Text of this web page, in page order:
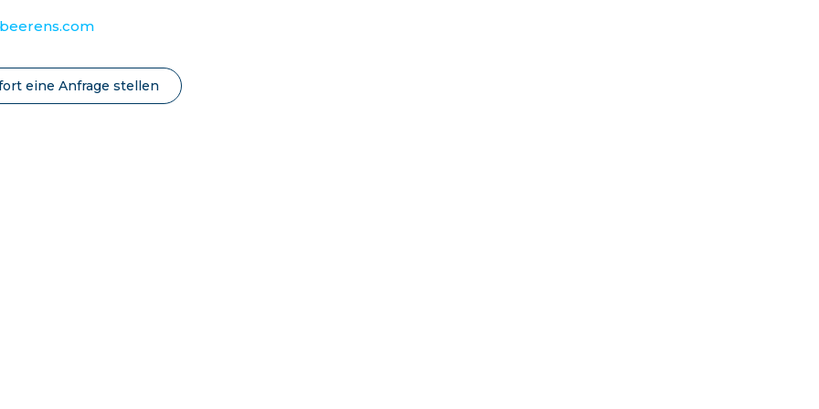
eine Anfrage stellen